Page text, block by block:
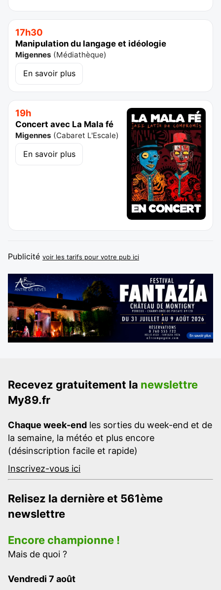
17h30
Manipulation du langage et idéologie
Migennes (Médiathèque)
En savoir plus
19h
Concert avec La Mala fé
Migennes (Cabaret L'Escale)
En savoir plus
Publicité voir les tarifs pour votre pub ici
Recevez gratuitement la newslettre
My89.fr
Chaque week-end les sorties du week-end et de
la semaine, la météo et plus encore
(désinscription facile et rapide)
Inscrivez-vous ici
Relisez la dernière et 561ème
newslettre
Encore championne !
Mais de quoi ?
Vendredi 7 août